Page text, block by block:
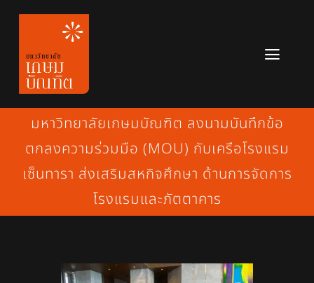
Skip
content
หลักสูตร
ข่าวสาร
เกี่ยวกับมหาวิทยาลัย
ติดต่อเรา
มหาวิทยาลัยเกษมบัณฑิต ลงนามบันทึกข้อ
ตกลงความร่วมมือ (MOU) กับเครือโรงแรม
เซ็นทารา ส่งเสริมสหกิจศึกษา ด้านการจัดการ
โรงแรมและภัตตาคาร